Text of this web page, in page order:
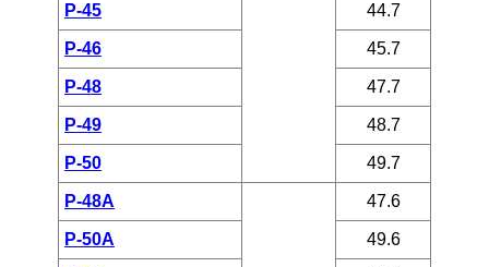
P-45 44.7
P-46 45.7
P-48 47.7
P-49 48.7
P-50 49.7
P-48A 47.6
P-50A 49.6